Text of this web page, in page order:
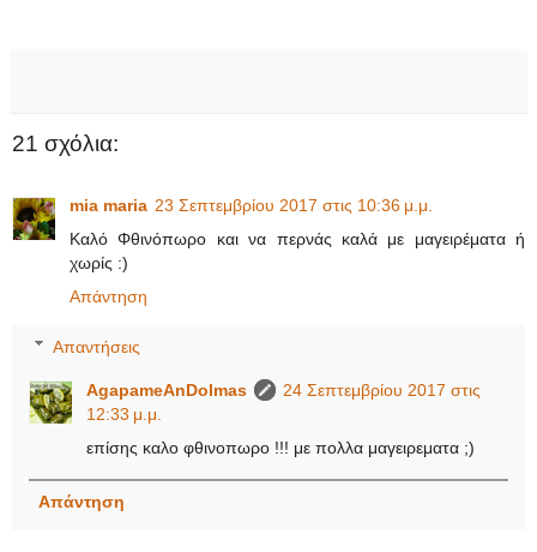
21 σχόλια:
mia maria 23 Σεπτεμβρίου 2017 στις 10:36 μ.μ.
Καλό Φθινόπωρο και να περνάς καλά με μαγειρέματα ή
χωρίς :)
Απάντηση
Απαντήσεις
AgapameAnDolmas
24 Σεπτεμβρίου 2017 στις
12:33 μ.μ.
επίσης καλο φθινοπωρο !!! με πολλα μαγειρεματα ;)
Απάντηση